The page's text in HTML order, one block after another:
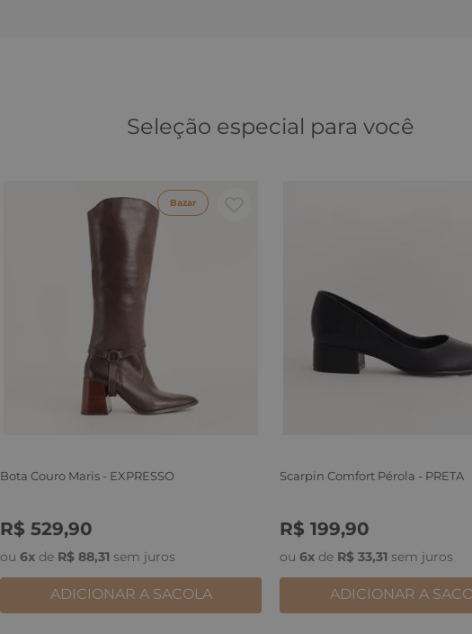
Seleção especial para você
Bazar
Bota Couro Maris - EXPRESSO
R$ 529,90
ou 6x de R$ 88,31 sem juros
36
ADICIONAR A SACOLA
Scarpin Comfort Pérola - PRETA
R$ 199,90
ou 6x de R$ 33,31 sem juros
36
ADICIONAR A